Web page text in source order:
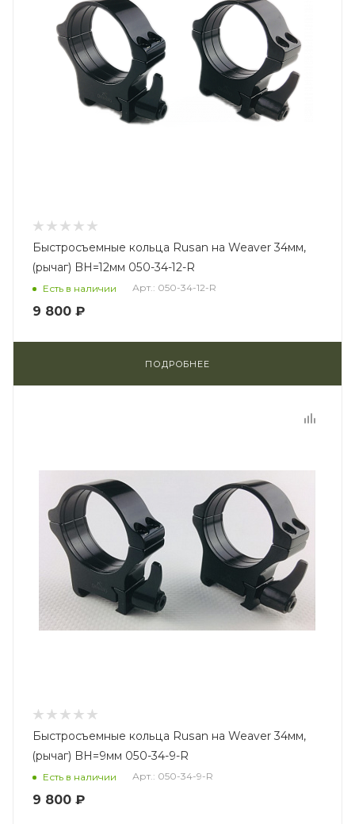
Быстросъемные кольца Rusan на Weaver 34мм,
(рычаг) BH=12мм 050-34-12-R
Есть в наличии Арт.: 050-34-12-R
9 800 ₽
ПОДРОБНЕЕ
Быстросъемные кольца Rusan на Weaver 34мм,
(рычаг) BH=9мм 050-34-9-R
Есть в наличии Арт.: 050-34-9-R
9 800 ₽